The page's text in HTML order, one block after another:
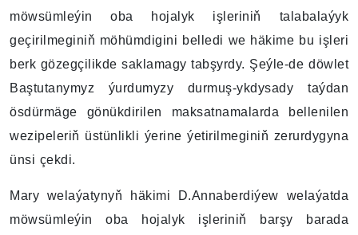
möwsümleýin oba hojalyk işleriniň talabalaýyk
geçirilmeginiň möhümdigini belledi we häkime bu işleri
berk gözegçilikde saklamagy tabşyrdy. Şeýle-de döwlet
Baştutanymyz ýurdumyzy durmuş-ykdysady taýdan
ösdürmäge gönükdirilen maksatnamalarda bellenilen
wezipeleriň üstünlikli ýerine ýetirilmeginiň zerurdygyna
ünsi çekdi.
Mary welaýatynyň häkimi D.Annaberdiýew welaýatda
möwsümleýin oba hojalyk işleriniň barşy barada